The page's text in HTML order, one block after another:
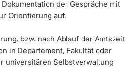
der Gespräche mit
Orientierung auf.
bzw. nach Ablauf der Amtszeit
in Departement, Fakultät oder
universitären Selbstverwaltung